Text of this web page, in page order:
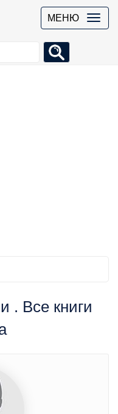
МЕНЮ
. Все книги